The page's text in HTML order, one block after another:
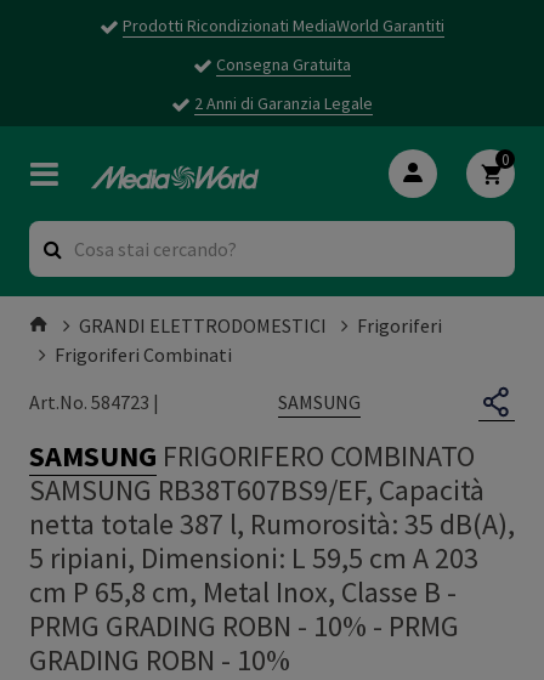
Prodotti Ricondizionati MediaWorld Garantiti
Consegna Gratuita
2 Anni di Garanzia Legale
0
GRANDI ELETTRODOMESTICI
Frigoriferi
Frigoriferi Combinati
Art.No. 584723 |
SAMSUNG
SAMSUNG FRIGORIFERO COMBINATO
SAMSUNG RB38T607BS9/EF, Capacità
netta totale 387 l, Rumorosità: 35 dB(A),
5 ripiani, Dimensioni: L 59,5 cm A 203
cm P 65,8 cm, Metal Inox, Classe B -
PRMG GRADING ROBN - 10% - PRMG
GRADING ROBN - 10%